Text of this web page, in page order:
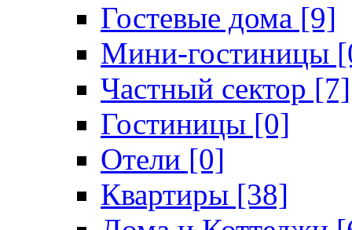
Гостевые дома [9]
Мини-гостиницы
Частный сектор [7]
Гостиницы [0]
Отели [0]
Квартиры [38]